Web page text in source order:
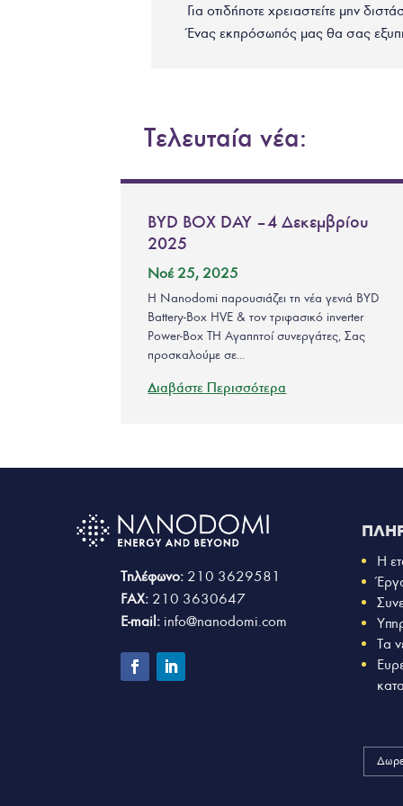
Για οτιδήποτε χρειαστείτε μην
Ένας εκπρόσωπός μας θα σας
Τελευταία νέα:
BYD BOX DAY – 4 Δεκεμβρίου
2025
Νοέ 25, 2025
Η Nanodomi παρουσιάζει τη νέα γενιά BYD
Battery-Box HVE & τον τριφασικό inverter
Power-Box TH Αγαπητοί συνεργάτες, Σας
προσκαλούμε σε...
Διαβάστε Περισσότερα
Τηλέφωνο: 210 3629581
FAX: 210 3630647
E-mail: info@nanodomi.com
Η
Τα